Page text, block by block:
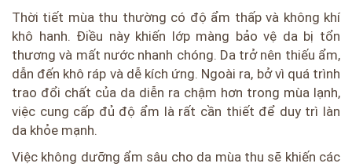
Thời tiết mùa thu thường có độ ẩm thấp và không khí
khô hanh. Điều này khiến lớp màng bảo vệ da bị tổn
thương và mất nước nhanh chóng. Da trở nên thiếu ẩm,
dẫn đến khô ráp và dễ kích ứng. Ngoài ra, bở vì quá trình
trao đổi chất của da diễn ra chậm hơn trong mùa lạnh,
việc cung cấp đủ độ ẩm là rất cần thiết để duy trì làn
da khỏe mạnh.
Việc không dưỡng ẩm sâu cho da mùa thu sẽ khiến các